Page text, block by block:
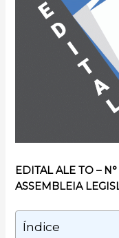
EDITAL ALE TO –
ASSEMBLEIA
Índice